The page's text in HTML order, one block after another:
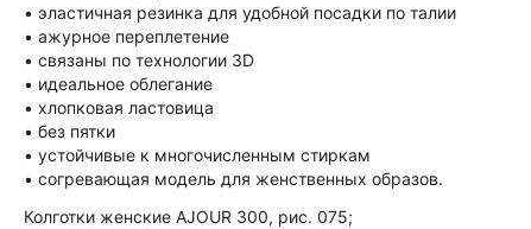
• эластичная резинка для удобной посадки по талии
• ажурное переплетение
• связаны по технологии 3D
• идеальное облегание
• хлопковая ластовица
• без пятки
• устойчивые к многочисленным стиркам
• согревающая модель для женственных образов.
Колготки женские AJOUR 300, рис. 075;